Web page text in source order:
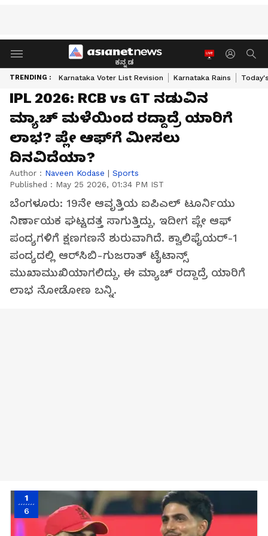
ಕನ್ನಡ
TRENDING : Karnataka Voter List Revision Karnataka Rains
IPL 2026: RCB vs GT ನಡುವಿನ
ಮ್ಯಾಚ್ ಮಳೆಯಿಂದ ರದ್ದಾದ್ರೆ ಯಾರಿಗೆ
ಲಾಭ? ಪ್ಲೇ ಆಫ್‌ಗೆ ಮೀಸಲು
ದಿನವಿದೆಯಾ?
Author : Naveen Kodase | Sports
Published : May 25 2026, 01:34 PM IST
ಬೆಂಗಳೂರು: 19ನೇ ಆವೃತ್ತಿಯ ಐಪಿಎಲ್ ಟೂರ್ನಿಯು
ನಿರ್ಣಾಯಕ ಘಟ್ಟದತ್ತ ಸಾಗುತ್ತಿದ್ದು, ಇದೀಗ ಪ್ಲೇ ಆಫ್
ಪಂದ್ಯಗಳಿಗೆ ಕ್ಷಣಗಣನೆ ಶುರುವಾಗಿದೆ. ಕ್ವಾಲಿಫೈಯರ್-1
ಪಂದ್ಯದಲ್ಲಿ ಆರ್‌ಸಿಬಿ-ಗುಜರಾತ್ ಟೈಟಾನ್ಸ್
ಮುಖಾಮುಖಿಯಾಗಲಿದ್ದು, ಈ ಮ್ಯಾಚ್ ರದ್ದಾದ್ರೆ ಯಾರಿಗೆ
ಲಾಭ ನೋಡೋಣ ಬನ್ನಿ.
1
6